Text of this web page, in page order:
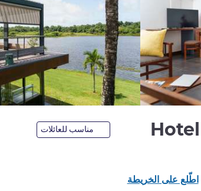
مناسب للعائلات
اطّلع على الخريطة